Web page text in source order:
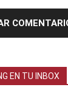
EN TU INBOX